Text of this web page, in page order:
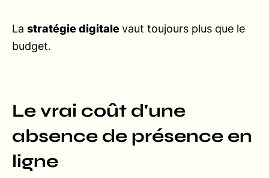
La stratégie digitalevaut toujours plus que le
budget.
Le vrai coût d'une
absence de présence en
ligne